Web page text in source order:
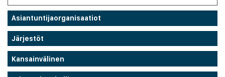
Asiantuntijaorganisaatiot
Järjestöt
Kansainvälinen